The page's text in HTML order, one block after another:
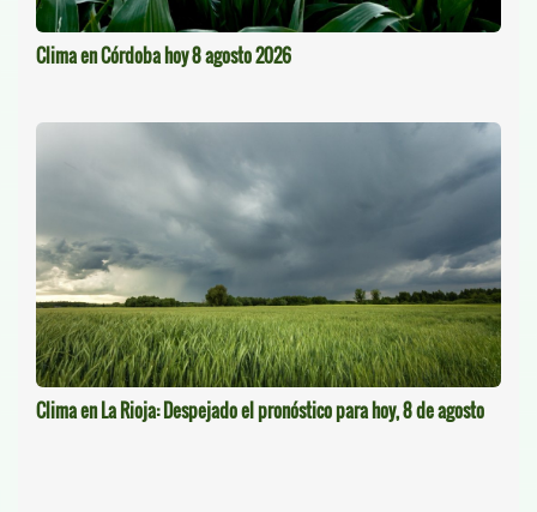
Clima en Córdoba hoy 8 agosto 2026
Clima en La Rioja: Despejado el pronóstico para hoy, 8 de agosto